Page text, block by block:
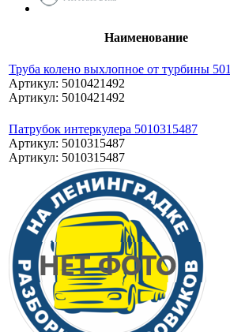
Наименование
Труба колено выхлопное от турбины
Артикул: 5010421492
Артикул: 5010421492
Патрубок интеркулера 5010315487
Артикул: 5010315487
Артикул: 5010315487